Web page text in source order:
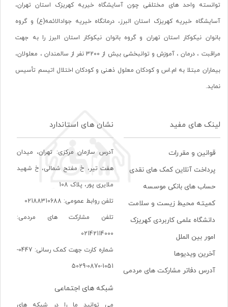
توانسته واحد های مختلفی چون آسایشگاه خیریه کهریزک استان تهران،
آسایشگاه خیریه کهریزک استان البرز، درمانگاه خیریه جوادالائمه(ع) و گروه
بانوان نیکوکار استان تهران و گروه بانوان نیکوکار استان البرز را به جهت
مراقبت ، درمان ، آموزش و توانبخشی بیش از 3200 نفر از سالمندان ، معلولان،
بیماران مبتلا به ام.اس و کودکان معلول ذهنی و کودکان اختلال اتیسم تأسیس
نماید.
لینک های مفید
قوانین و مقررات
پرداخت آنلاین کمک های نقدی
حساب های بانکی موسسه
کمیته محیط زیست و سلامت
دانشگاه علمی کاربردی کهریزک
امور بین الملل
آخرین ویدیوها
آدرس دفاتر مشارکت های مردمی
نشان های استاندارد
آدرس سازمان مرکزی: تهران، ميدان
هفت تير، خ مفتح شمالی، خ شهيد
ملايری پور، پلاک 108
تلفن روابط عمومی: 02188310688
تلفن مشارکت های مردمی:
02142114000
شماره کارت جهت کمک رسانی: 0447-
1051-0870-5029
شبکه های اجتماعی
می توانید ما را در شبکه های